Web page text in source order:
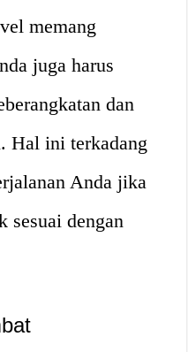
memang
juga harus
dan
Hal ini terkadang
Anda jika
sesuai dengan